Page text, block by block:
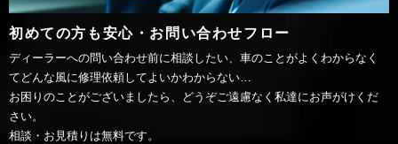
初めての方も安心・お問い合わせフロー
ディーラーへの問い合わせ前に相談したい、車のことがよくわからなく
てどんな風に修理依頼してよいかわからない…
お困りのことがございましたら、どうぞご遠慮なく私達にお声がけくだ
さい。
相談・お見積りは無料です。